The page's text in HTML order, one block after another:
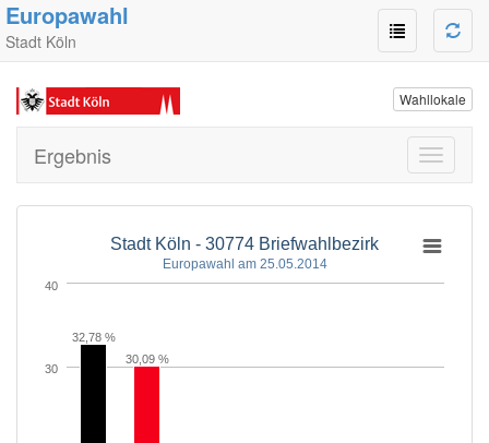
Europawahl
Stadt Köln
Wahllokale
Toggle
Ergebnis
Stadt Köln - 30774 Briefwahlbezirk
Europawahl am 25.05.2014
32,78 %
30,09 %
30
40